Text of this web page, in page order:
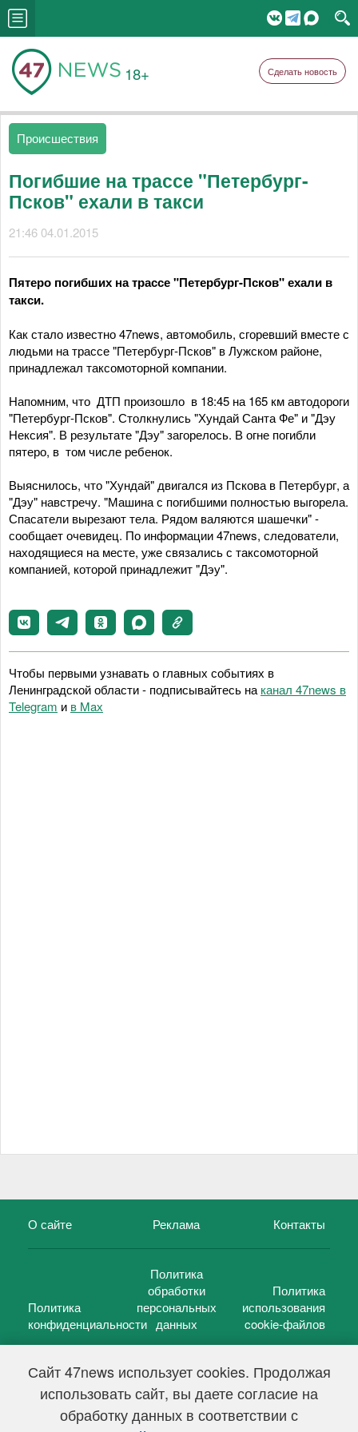
Сайт 47news использует cookies. Продолжая
использовать сайт, вы даете согласие на
обработку данных в соответствии с
18+ Сделать новость
Происшествия
Погибшие на трассе "Петербург-
Псков" ехали в такси
21:46 04.01.2015
Пятеро погибших на трассе "Петербург-Псков" ехали в
такси.
Как стало известно 47news, автомобиль, сгоревший вместе с
людьми на трассе "Петербург-Псков" в Лужском районе,
принадлежал таксомоторной компании.
Напомним, что ДТП произошло в 18:45 на 165 км автодороги
"Петербург-Псков". Столкнулись "Хундай Санта Фе" и "Дэу
Нексия". В результате "Дэу" загорелось. В огне погибли
пятеро, в том числе ребенок.
Выяснилось, что "Хундай" двигался из Пскова в Петербург, а
"Дэу" навстречу. "Машина с погибшими полностью выгорела.
Спасатели вырезают тела. Рядом валяются шашечки" -
сообщает очевидец. По информации 47news, следователи,
находящиеся на месте, уже связались с таксомоторной
компанией, которой принадлежит "Дэу".
Чтобы первыми узнавать о главных событиях в
Ленинградской области - подписывайтесь на канал 47news в
Telegram и в Maх
О сайте Реклама Контакты
Политика
конфиденциальности
Политика
обработки
персональных
данных
Политика
использования
cookie-файлов
47 новостей (47 news)2005 — 2026 г.
Свидетельство о регистрации СМИ Эл № ФС 77-39848, выдано